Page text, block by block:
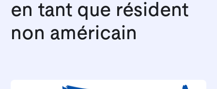
en tant que résident
non américain